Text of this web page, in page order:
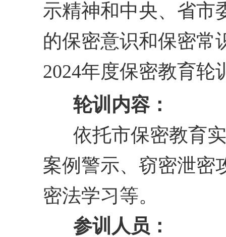
示精神和中央、省市
的保密意识和保密常
2024年度保密教育轮
轮训内容：
依托市保密教育实
案例警示、窃密泄密
密法学习等。
参训人员：